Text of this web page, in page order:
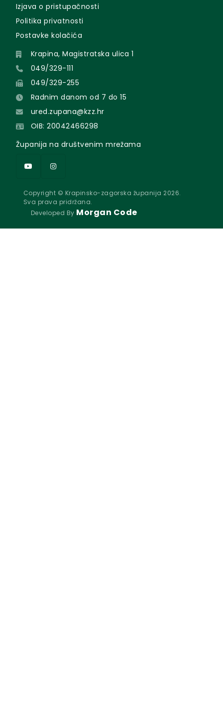
Izjava o pristupačnosti
Politika privatnosti
Postavke kolačića
Krapina, Magistratska ulica 1
049/329-111
049/329-255
Radnim danom od 7 do 15
ured.zupana@kzz.hr
OIB: 20042466298
Županija na društvenim mrežama
Copyright © Krapinsko-zagorska županija 2026.
Sva prava pridržana.
Developed By Morgan Code